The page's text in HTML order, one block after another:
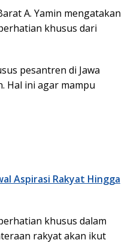
A. Yamin mengatakan
khusus dari
pesantren di Jawa
Hal ini agar mampu
Aspirasi Rakyat Hingga
khusus dalam
rakyat akan ikut